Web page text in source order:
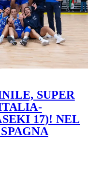
SUPER
17)! NEL